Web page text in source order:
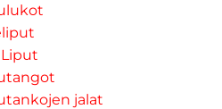
Liput
jalat